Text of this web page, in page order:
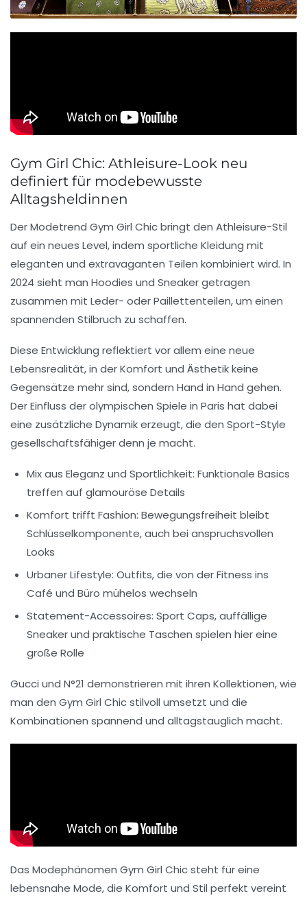
Gym Girl Chic: Athleisure-Look neu
definiert für modebewusste
Alltagsheldinnen
Der Modetrend Gym Girl Chicbringt den Athleisure-Stil
auf ein neues Level, indem sportliche Kleidung mit
eleganten und extravaganten Teilen kombiniert wird. In
2024 sieht man Hoodies und Sneaker getragen
zusammen mit Leder- oder Paillettenteilen, um einen
spannenden Stilbruch zu schaffen.
Diese Entwicklung reflektiert vor allem eine neue
Lebensrealität, in der Komfort und Ästhetik keine
Gegensätze mehr sind, sondern Hand in Hand gehen.
Der Einfluss der olympischen Spiele in Paris hat dabei
eine zusätzliche Dynamik erzeugt, die den Sport-Style
gesellschaftsfähiger denn je macht.
Mix aus Eleganz und Sportlichkeit: Funktionale Basics
treffen auf glamouröse Details
Komfort trifft Fashion: Bewegungsfreiheit bleibt
Schlüsselkomponente, auch bei anspruchsvollen
Looks
Urbaner Lifestyle: Outfits, die von der Fitness ins
Café und Büro mühelos wechseln
Statement-Accessoires: Sport Caps, auffällige
Sneaker und praktische Taschen spielen hier eine
große Rolle
Gucci und N°21 demonstrieren mit ihren Kollektionen, wie
man den Gym Girl Chic stilvoll umsetzt und die
Kombinationen spannend und alltagstauglich macht.
Das Modephänomen Gym Girl Chic steht für eine
lebensnahe Mode, die Komfort und Stil perfekt vereint